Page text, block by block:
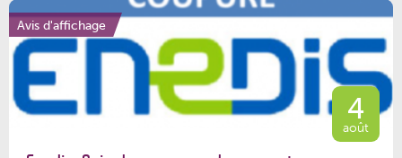
Avis d'affichage
4
août